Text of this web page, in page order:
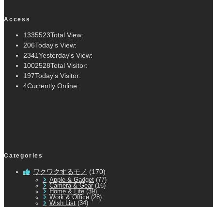
Access
1335523Total View:
206Today's View:
2341Yesterday's View:
1002528Total Visitor:
197Today's Visitor:
4Currently Online:
Categories
ワクワクするモノ (170)
Apple & Gadget (77)
Camera & Gear (16)
Home & Life (39)
Work & Office (28)
Wish List (34)